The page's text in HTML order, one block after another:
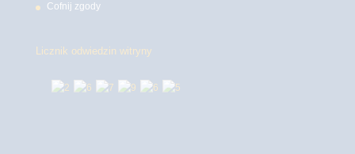
Cofnij zgody
Licznik odwiedzin witryny